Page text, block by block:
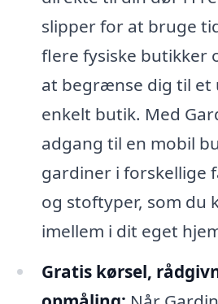
slipper for at bruge
flere fysiske butikker
at begrænse dig til et
enkelt butik. Med
adgang til en mobil
gardiner i forskellige
og stoftyper, som du
imellem i dit eget
Gratis kørsel,